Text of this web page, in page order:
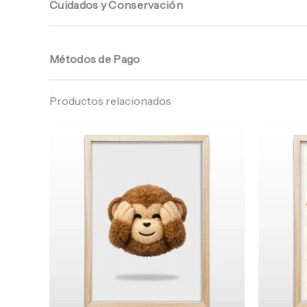
Cuidados y Conservación
Métodos de Pago
Productos relacionados
de
precios:
desde